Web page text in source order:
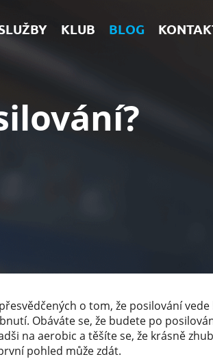
KLUB BLOG
o tom, že posilování
Obáváte se, že budete po
na aerobic a těšíte se, že krásně
pohled může zdát.